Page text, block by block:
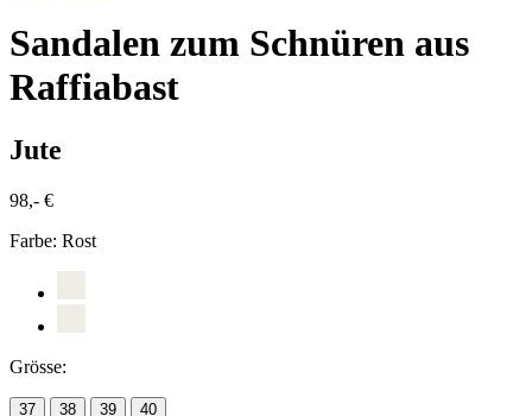
Sandalen zum Schnüren aus
Raffiabast
Jute
98,- €
Farbe: Rost
Grösse:
37 38 39 40